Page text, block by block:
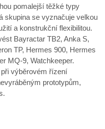
pomalejší těžké typy
skupina se vyznačuje velkou
a konstrukční flexibilitou.
Bayractar TB2, Anka S,
TP, Hermes 900, Hermes
MQ-9, Watchkeeper.
výběrovém řízení
prototypům,